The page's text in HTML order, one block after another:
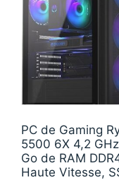
PC de Gaming
5500 6X 4,2
Go de RAM
Haute Vitesse,